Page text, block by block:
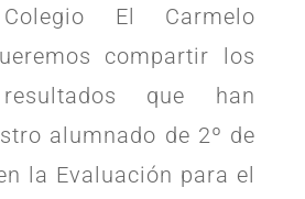
El Carmelo
compartir los
resultados que han
alumnado de 2º de
la Evaluación para el